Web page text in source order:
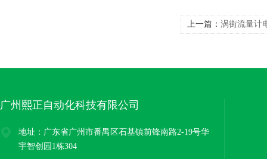
上一篇： 涡街流量计
广州熙正自动化科技有限公司
地址：广东省广州市番禺区石基镇前锋南路2-19号华
宇智创园1栋304